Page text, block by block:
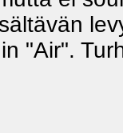
"Air".